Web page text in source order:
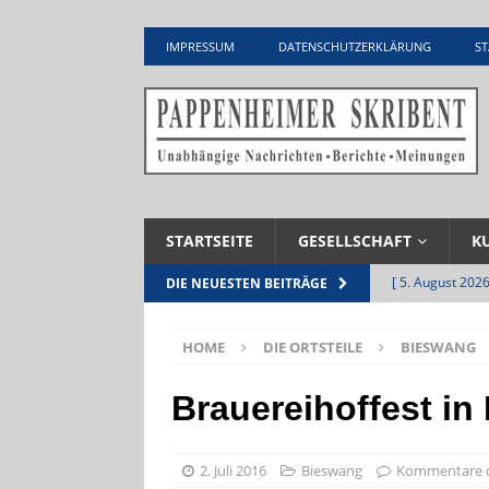
IMPRESSUM DATENSCHUTZERKLÄRUNG
STARTSEITE GESELLSCHAFT
DIE NEUESTEN BEITRÄGE [ 5. August
[ 5. August
Zementwerk
HOME DIE ORTSTEILE BIESWANG
Brauereihoffest in
2. Juli 2016 Bieswang Kommentare